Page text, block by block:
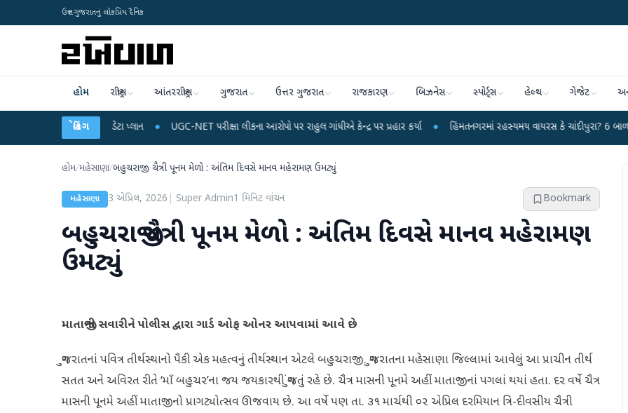
ઉત્તર ગુજરાતનું લોકપ્રિય દૈનિક
હોમ રાષ્ટ્રીય આંતરરાષ્ટ્રીય ગુજરાત ઉત્તર ગુજરાત રાજકારણ બિઝનેસ સ્પોર્ટ્સ હેલ્થ ગેજેટ
બ્રેકિંગ
રિચાર્જ અને ડેટા પ્લાન UGC-NET પરીક્ષા લીકના આરોપો પર રાહુલ ગાંધીએ કેન્દ્ર પર પ્રહાર કર્યા ● હિંમતનગરમાં રહસ્યમય વાયરસ કે ચાંદીપુરા? 6 બાળકોના મોતથી
હોમ/મહેસાણા/બહુચરાજી ચૈત્રી પૂનમ મેળો : અંતિમ દિવસે માનવ મહેરામણ ઉમટ્યું
મહેસાણા 3 એપ્રિલ, 2026 Super Admin1 મિનિટ વાંચન Bookmark
બહુચરાજી ચૈત્રી પૂનમ મેળો : અંતિમ દિવસે માનવ મહેરામણ
ઉમટ્યું
માતાજીની સવારીને પોલીસ દ્વારા ગાર્ડ ઓફ ઓનર આપવામાં આવે છે
ગુજરાતનાં પવિત્ર તીર્થસ્થાનો પૈકી એક મહત્વનું તીર્થસ્થાન એટલે બહુચરાજી. ગુજરાતના મહેસાણા જિલ્લામાં આવેલું આ પ્રાચીન તીર્થ
સતત અને અવિરત રીતે ‘માઁ બહુચર’ના જય જયકારથી ગુંજતું રહે છે. ચૈત્ર માસની પૂનમે અહીં માતાજીનાં પગલાં થયાં હતા. દર વર્ષે ચૈત્ર
માસની પૂનમે અહીં માતાજીનો પ્રાગટ્યોત્સવ ઊજવાય છે. આ વર્ષે પણ તા. ૩૧ માર્ચથી ૦૨ એપ્રિલ દરમિયાન ત્રિ-દીવસીય ચૈત્રી